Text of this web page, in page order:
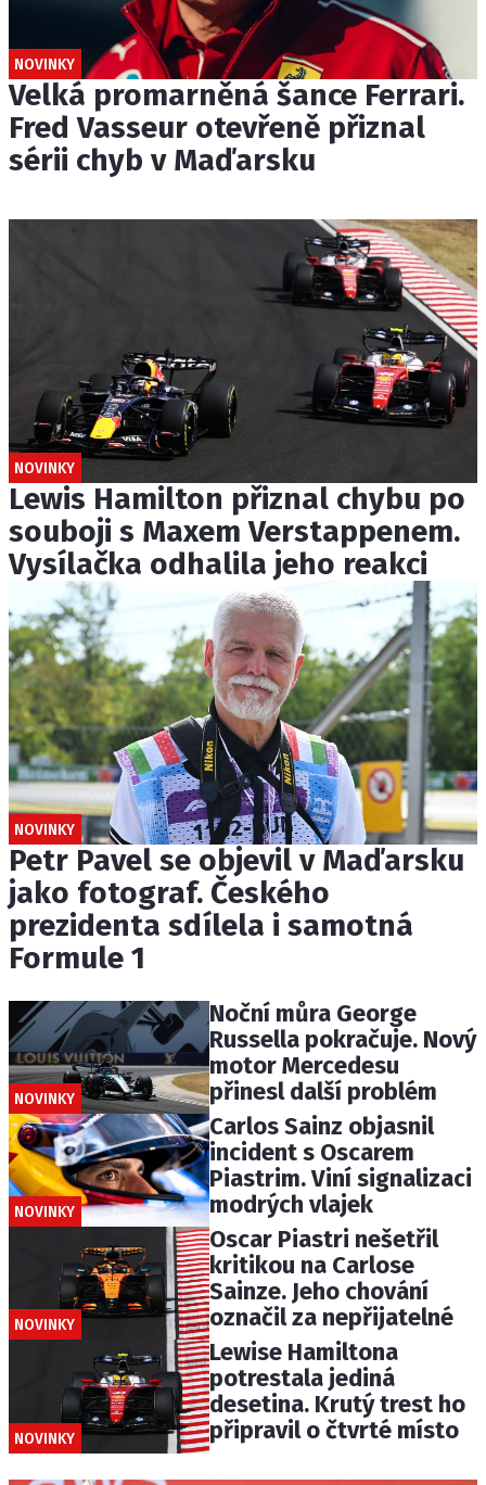
NOVINKY
Velká promarněná šance Ferrari.
Fred Vasseur otevřeně přiznal
sérii chyb v Maďarsku
NOVINKY
Lewis Hamilton přiznal chybu po
souboji s Maxem Verstappenem.
Vysílačka odhalila jeho reakci
NOVINKY
Petr Pavel se objevil v Maďarsku
jako fotograf. Českého
prezidenta sdílela i samotná
Formule 1
NOVINKY
Noční můra George
Russella pokračuje. Nový
motor Mercedesu
přinesl další problém
NOVINKY
Carlos Sainz objasnil
incident s Oscarem
Piastrim. Viní signalizaci
modrých vlajek
NOVINKY
Oscar Piastri nešetřil
kritikou na Carlose
Sainze. Jeho chování
označil za nepřijatelné
NOVINKY
Lewise Hamiltona
potrestala jediná
desetina. Krutý trest ho
připravil o čtvrté místo